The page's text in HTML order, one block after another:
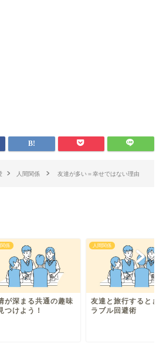
人間関係 友達が多い＝幸せではない理由
係
が深まる共通の趣味
つけよう！
人間関係
友達と旅行するとき
ラブル回避術